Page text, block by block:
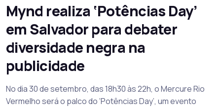
Mynd realiza ‘Potências Day’
em Salvador para debater
diversidade negra na
publicidade
No dia 30 de setembro, das 18h30 às 22h, o Mercure Rio
Vermelho será o palco do ‘Potências Day’, um evento